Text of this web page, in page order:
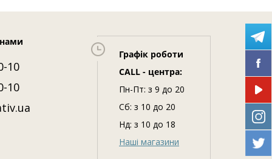
10
10
Графік роботи
CALL - центра:
Пн-Пт: з 9 до 20
Сб: з 10 до 20
Нд: з 10 до 18
Наші магазини